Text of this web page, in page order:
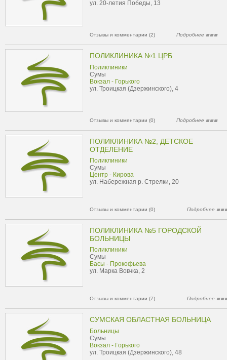
ул. 20-летия Победы, 13
Отзывы и комментарии (2) Подробнее
ПОЛИКЛИНИКА №1 ЦРБ
Поликлиники
Сумы
Вокзал - Горького
ул. Троицкая (Дзержинского), 4
Отзывы и комментарии (0) Подробнее
ПОЛИКЛИНИКА №2, ДЕТСКОЕ
ОТДЕЛЕНИЕ
Поликлиники
Сумы
Центр - Кирова
ул. Набережная р. Стрелки, 20
Отзывы и комментарии (0) Подробнее
ПОЛИКЛИНИКА №5 ГОРОДСКОЙ
БОЛЬНИЦЫ
Поликлиники
Сумы
Басы - Прокофьева
ул. Марка Вовчка, 2
Отзывы и комментарии (7) Подробнее
СУМСКАЯ ОБЛАСТНАЯ БОЛЬНИЦА
Больницы
Сумы
Вокзал - Горького
ул. Троицкая (Дзержинского), 48